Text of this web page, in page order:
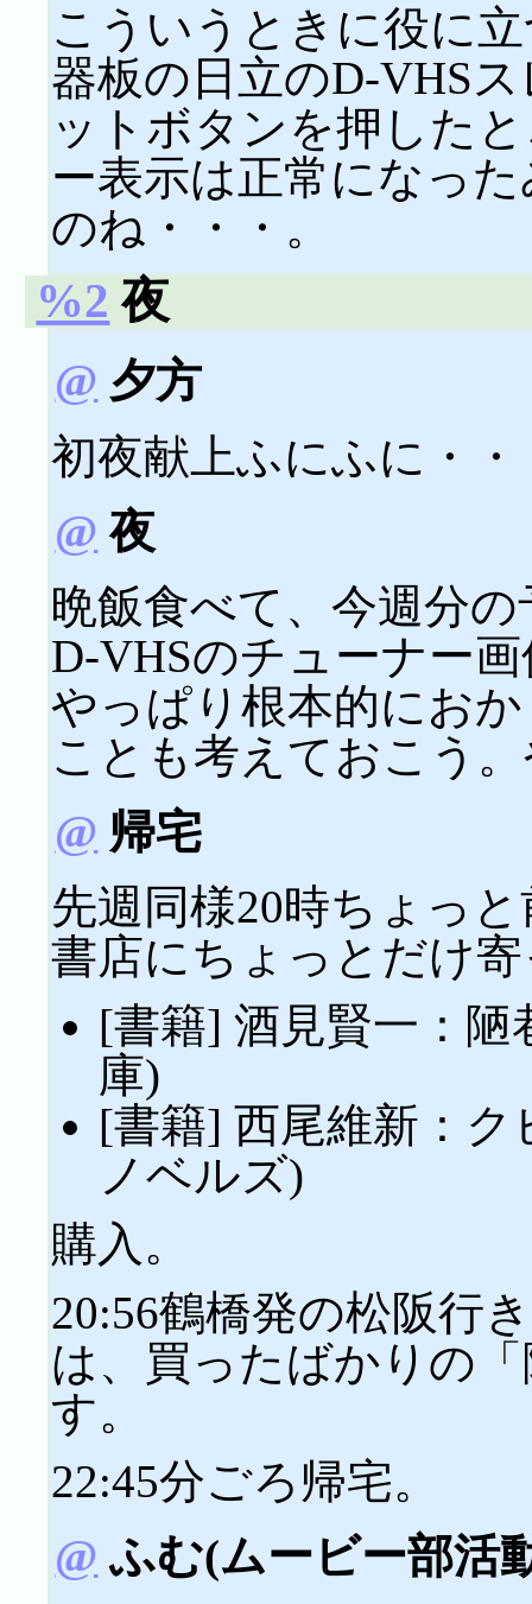
こういうときに役に
器板の日立のD-VHS
ットボタンを押した
ー表示は正常になっ
のね・・・。
%2 夜
@ 夕方
初夜献上ふにふに・
@ 夜
晩飯食べて、今週分
D-VHSのチューナー
やっぱり根本的にお
ことも考えておこう
@ 帰宅
先週同様20時ちょっ
書店にちょっとだけ
[書籍] 酒見賢一：
庫)
[書籍] 西尾維新：
ノベルズ)
購入。
20:56鶴橋発の松阪行
は、買ったばかりの
す。
22:45分ごろ帰宅。
@ ふむ(ムービー部活